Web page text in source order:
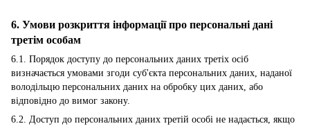
6. Умови розкриття інформації про персональні дані
третім особам
6.1. Порядок доступу до персональних даних третіх осіб
визначається умовами згоди суб'єкта персональних даних, наданої
володільцю персональних даних на обробку цих даних, або
відповідно до вимог закону.
6.2. Доступ до персональних даних третій особі не надається, якщо